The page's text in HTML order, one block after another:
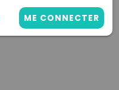
ME CONNECTER